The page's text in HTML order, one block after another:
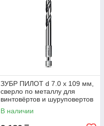
ЗУБР ПИЛОТ d 7.0 х 109 мм,
сверло по металлу для
винтовёртов и шуруповертов
IMPACT READY
Профессионал (29629-7
В наличии